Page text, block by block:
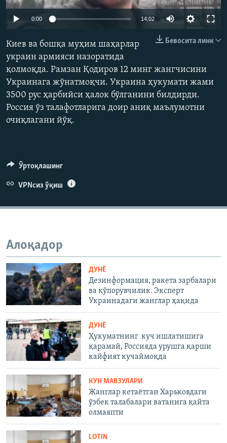
240p
720p
0:00 14:02
480p
1080p
Бевосита линк
Киев ва бошқа муҳим шаҳарлар
украин армияси назоратида
қолмоқда. Рамзан Қодиров 12 минг жангчисини
Украинага жўнатмоқчи. Украина ҳукумати жами
3500 рус ҳарбийси ҳалок бўлганини билдирди.
Россия ўз талафотларига доир аниқ маълумотни
очиқлагани йўқ.
Ўртоқлашинг
VPNсиз ўқиш
Алоқадор
ДУНË
Дезинформация, ракета зарбалари
ва қўпорувчилик. Эксперт
Украинадаги жанглар ҳақида
ДУНË
Ҳукуматнинг куч ишлатишига
қарамай, Россияда урушга қарши
кайфият кучаймоқда
КУН МАВЗУЛАРИ
Жанглар кетаётган Харьковдаги
ўзбек талабалари ватанига қайта
олмаяпти
LOTIN